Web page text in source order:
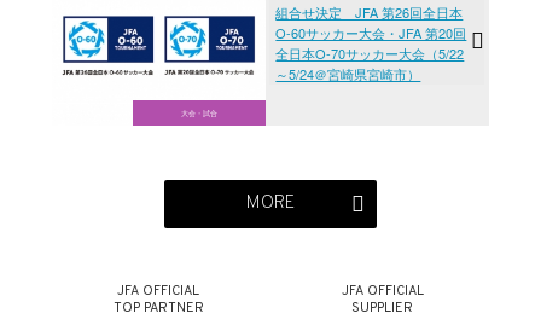
大会・試合
組合せ決定 JFA 第26回全日本
O-60サッカー大会・JFA 第20回
全日本O-70サッカー大会（5/22
～5/24＠宮崎県宮崎市）
MORE
JFA OFFICIAL
TOP PARTNER
JFA OFFICIAL
SUPPLIER